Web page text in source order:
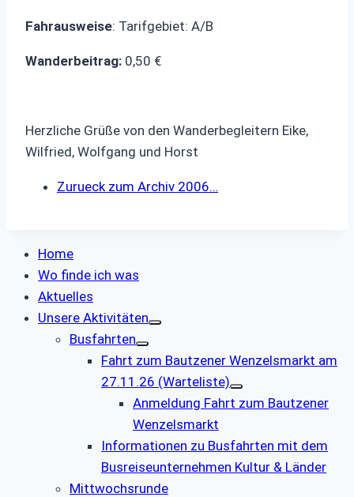
Fahrausweise: Tarifgebiet: A/B
Wanderbeitrag: 0,50 €
Herzliche Grüße von den Wanderbegleitern Eike,
Wilfried, Wolfgang und Horst
Zurueck zum Archiv 2006…
Home
Wo finde ich was
Aktuelles
Unsere Aktivitäten
Busfahrten
Fahrt zum Bautzener Wenzelsmarkt am
27.11.26 (Warteliste)
Anmeldung Fahrt zum Bautzener
Wenzelsmarkt
Informationen zu Busfahrten mit dem
Busreiseunternehmen Kultur & Länder
Mittwochsrunde